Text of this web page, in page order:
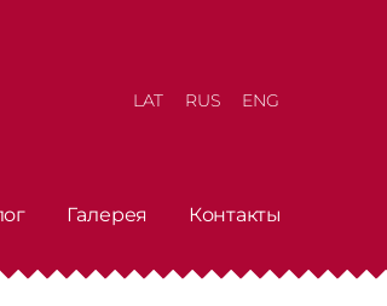
Галерея Контакты
LAT RUS ENG